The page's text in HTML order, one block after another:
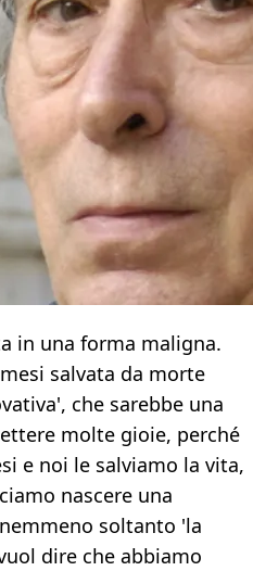
in una forma maligna.
salvata da morte
che sarebbe una
molte gioie, perché
e noi le salviamo la vita,
nascere una
soltanto 'la
dire che abbiamo